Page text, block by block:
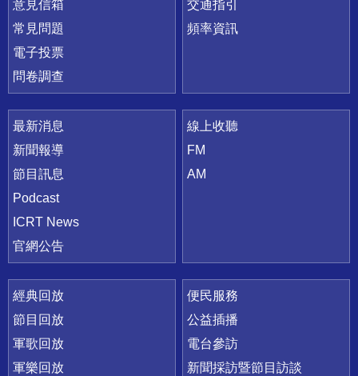
意見信箱
常見問題
電子投票
問卷調查
交通指引
頻率資訊
最新消息
新聞報導
節目訊息
Podcast
ICRT News
官網公告
線上收聽
FM
AM
經典回放
節目回放
軍歌回放
軍樂回放
便民服務
公益插播
電台參訪
新聞採訪暨節目訪談